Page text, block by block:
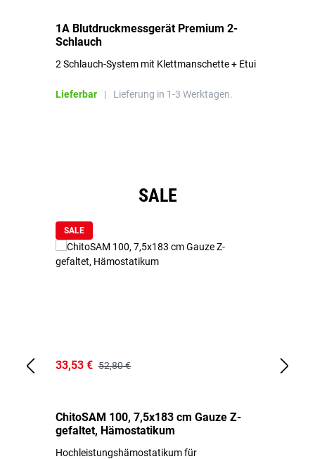
1A Blutdruckmessgerät Premium 2-
Schlauch
2 Schlauch-System mit Klettmanschette + Etui
Lieferbar | Lieferung in 1-3 Werktagen.
SALE
SALE
33,53 € 52,80 €
ChitoSAM 100, 7,5x183 cm Gauze Z-
gefaltet, Hämostatikum
Hochleistungshämostatikum für